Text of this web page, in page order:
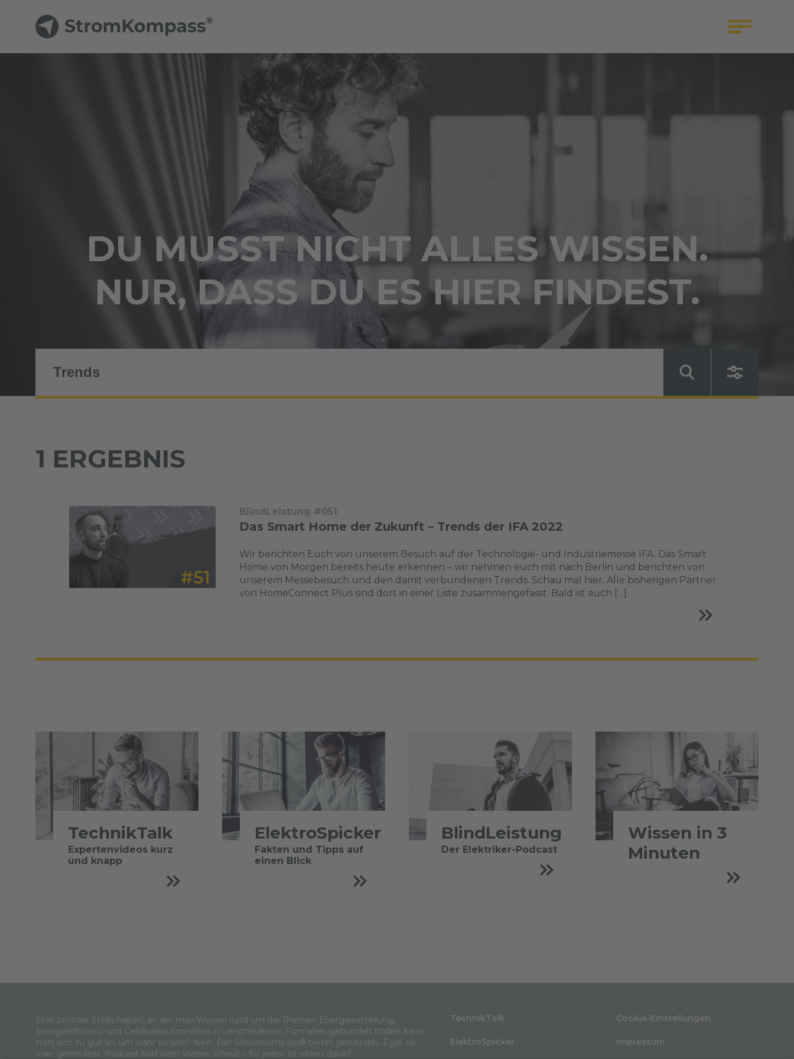
DU MUSST NICHT ALLES WISSEN.
NUR, DASS DU ES HIER FINDEST.
1 ERGEBNIS
BlindLeistung #051
Das Smart Home der Zukunft – Trends der IFA 2022
Wir berichten Euch von unserem Besuch auf der Technologie- und Industriemesse IFA. Das Smart
Home von Morgen bereits heute erkennen – wir nehmen euch mit nach Berlin und berichten von
unserem Messebesuch und den damit verbundenen Trends. Schau mal hier. Alle bisherigen Partner
von HomeConnect Plus sind dort in einer Liste zusammengefasst. Bald ist auch […]
TechnikTalk
Expertenvideos kurz
und knapp
ElektroSpicker
Fakten und Tipps auf
einen Blick
BlindLeistung
Der Elektriker-Podcast
Wissen in 3
Minuten
Eine zentrale Stelle haben, an der man Wissen rund um die Themen Energieverteilung,
Energieeffizienz und Gebäudeautomation in verschiedenen Formaten gebündelt finden kann.
Hört sich zu gut an, um wahr zu sein? Nein. Der StromKompass® bietet genau das. Egal, ob
man gerne liest, Podcast hört oder Videos schaut – für jeden ist etwas dabei!
TechnikTalk
ElektroSpicker
Cookie-Einstellungen
Impressum